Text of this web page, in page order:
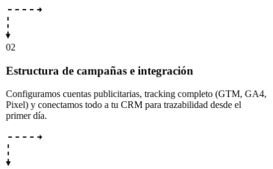
02
Estructura de campañas e integración
Configuramos cuentas publicitarias, tracking completo (GTM, GA4,
Pixel) y conectamos todo a tu CRM para trazabilidad desde el
primer día.